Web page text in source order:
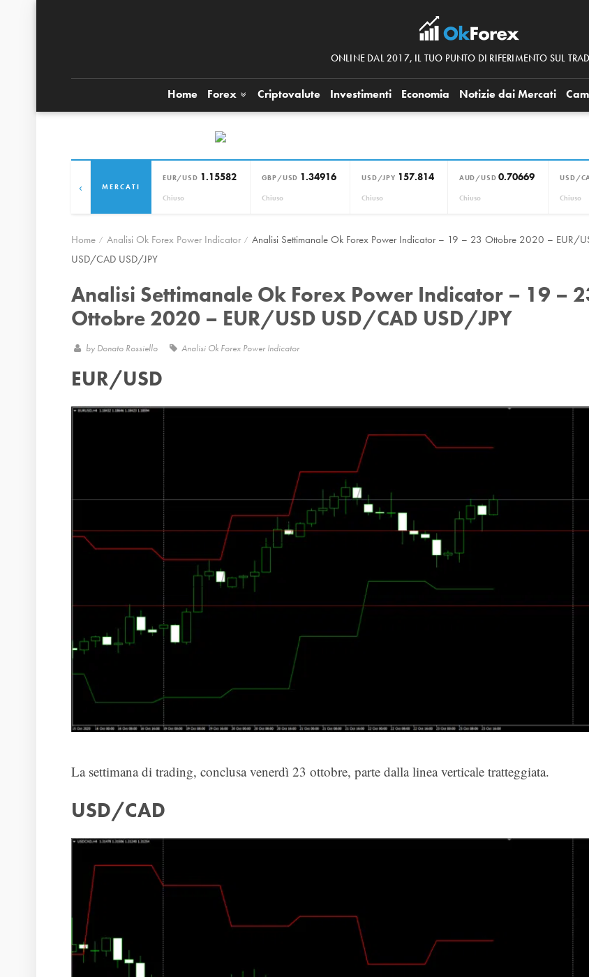
ONLINE DAL 2017, IL TUO PUNTO DI RIFERIMENTO SUL
Home Forex Criptovalute Investimenti Economia Notizie dai Mercati
MERCATI
EUR/USD 1.15582
Chiuso
GBP/USD 1.34916
Chiuso
USD/JPY 157.814
Chiuso
AUD/USD 0.70669
Chiuso
USD/
Chiuso
‹
Home Analisi Ok Forex Power Indicator
Analisi Settimanale Ok Forex Power Indicator – 19 – 23 Ottobre 2020 – EUR/
USD/CAD USD/JPY
Analisi Settimanale Ok Forex Power Indicator – 19 –
Ottobre 2020 – EUR/USD USD/CAD USD/JPY
by Donato Rossiello Analisi Ok Forex Power Indicator
EUR/USD
La settimana di trading, conclusa venerdì 23 ottobre, parte dalla linea verticale tratteggiata.
USD/CAD